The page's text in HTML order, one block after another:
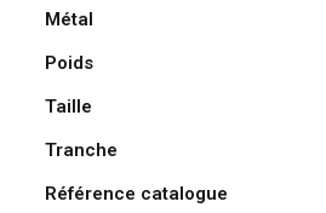
Fou
parc
Métal
Poids
Taille
Tranche
Référence catalogue